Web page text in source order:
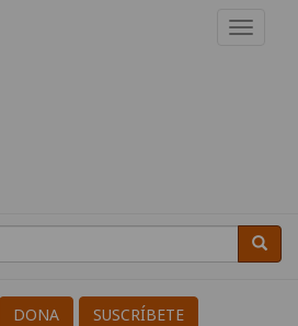
DONA SUSCRÍBETE